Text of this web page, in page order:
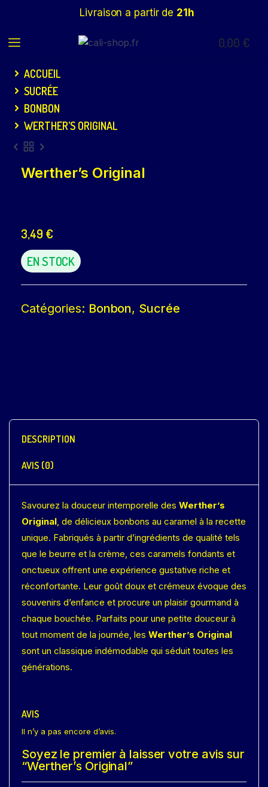
Livraison a partir de 21h
0,00 €
ACCUEIL
SUCRÉE
BONBON
WERTHER’S ORIGINAL
Werther’s Original
3,49 €
EN STOCK
Catégories: Bonbon, Sucrée
DESCRIPTION
AVIS (0)
Savourez la douceur intemporelle des Werther’s
Original, de délicieux bonbons au caramel à la recette
unique. Fabriqués à partir d’ingrédients de qualité tels
que le beurre et la crème, ces caramels fondants et
onctueux offrent une expérience gustative riche et
réconfortante. Leur goût doux et crémeux évoque des
souvenirs d’enfance et procure un plaisir gourmand à
chaque bouchée. Parfaits pour une petite douceur à
tout moment de la journée, les Werther’s Original
sont un classique indémodable qui séduit toutes les
générations.
AVIS
Il n’y a pas encore d’avis.
Soyez le premier à laisser votre avis sur
“Werther’s Original”